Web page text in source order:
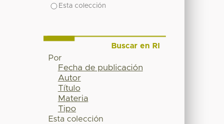
Esta colección
Buscar en RI
Por
Fecha de publicación
Autor
Título
Materia
Tipo
Esta colección